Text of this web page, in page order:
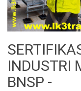
INDUSTRI
BNSP -